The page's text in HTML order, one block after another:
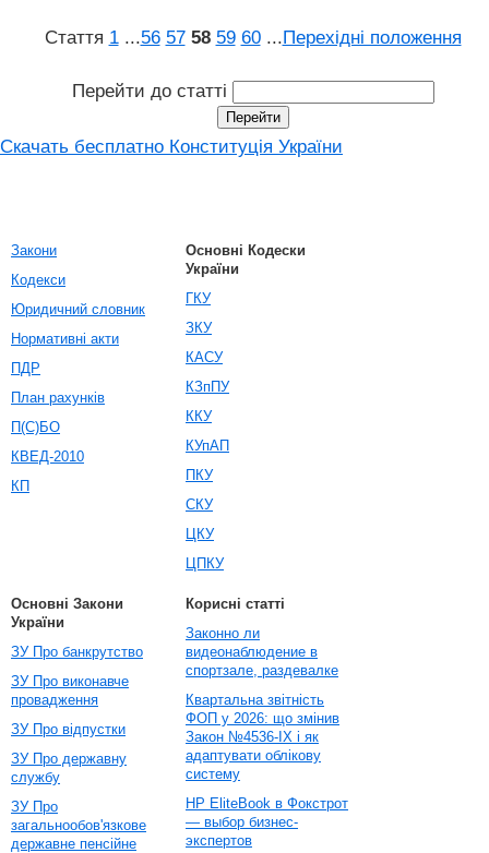
Стаття 1 ...56 57 58 59 60 ...Перехідні положення
Перейти до статті
Скачать бесплатно Конституція України
Закони
Кодекси
Юридичний словник
Нормативні акти
ПДР
План рахунків
П(С)БО
КВЕД-2010
КП
Основні Кодески
України
ГКУ
ЗКУ
КАСУ
КЗпПУ
ККУ
КУпАП
ПКУ
СКУ
ЦКУ
ЦПКУ
Основні Закони
України
ЗУ Про банкрутство
ЗУ Про виконавче
провадження
ЗУ Про відпустки
ЗУ Про державну
службу
ЗУ Про
загальнообов'язкове
державне пенсійне
Корисні статті
Законно ли
видеонаблюдение в
спортзале, раздевалке
Квартальна звітність
ФОП у 2026: що змінив
Закон №4536-IX і як
адаптувати облікову
систему
HP EliteBook в Фокстрот
— выбор бизнес-
экспертов